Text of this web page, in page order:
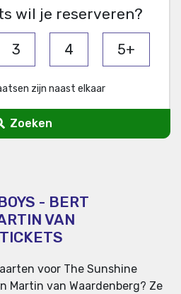
wil je reserveren?
3 4 5+
zijn naast elkaar
Zoeken
- BERT
VAN
voor The Sunshine
Martin van Waardenberg? Ze